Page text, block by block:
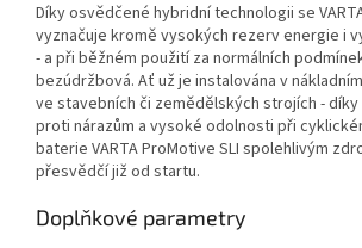
Díky osvědčené hybridní technologii se
vyznačuje kromě vysokých rezerv energie i
- a při běžném použití za normálních
bezúdržbová. Ať už je instalována v
ve stavebních či zemědělských strojích -
proti nárazům a vysoké odolnosti při
baterie VARTA ProMotive SLI spolehlivým
přesvědčí již od startu.
Doplňkové parametry